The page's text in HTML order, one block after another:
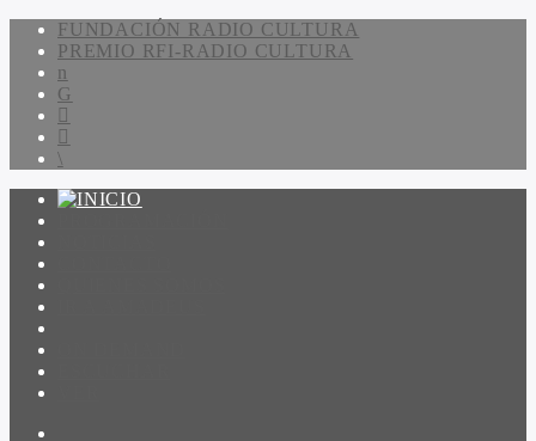
FUNDACIÓN RADIO CULTURA
PREMIO RFI-RADIO CULTURA